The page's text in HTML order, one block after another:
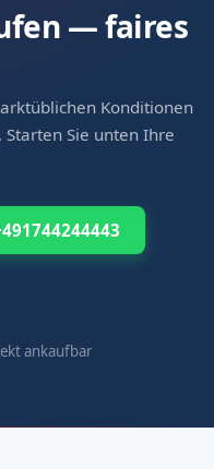
— faires
Konditionen
Sie unten Ihre
ankaufbar